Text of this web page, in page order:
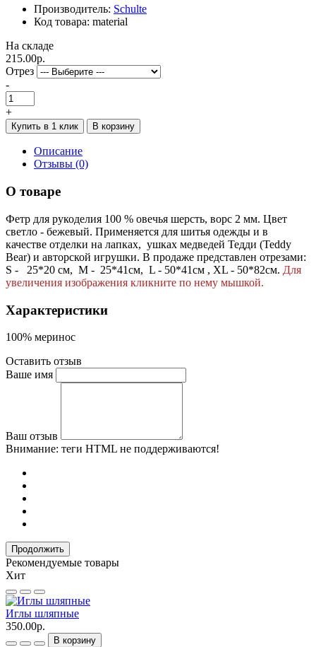
Производитель: Schulte
Код товара: material
На складе
215.00р.
Отрез
-
+
Купить в 1 клик В корзину
Описание
Отзывы (0)
О товаре
Фетр для рукоделия 100 % овечья шерсть, ворс 2 мм. Цвет
светло - бежевый. Применяется для шитья одежды и в
качестве отделки на лапках, ушках медведей Тедди (Teddy
Bear) и авторской игрушки. В продаже представлен отрезами:
S - 25*20 см, М - 25*41см, L - 50*41см , XL - 50*82см. Для
увеличения изображения кликните по нему мышкой.
Характеристики
100% меринос
Оставить отзыв
Ваше имя
Ваш отзыв
Внимание: теги HTML не поддерживаются!
Продолжить
Рекомендуемые товары
Хит
Иглы шляпные
350.00р.
В корзину